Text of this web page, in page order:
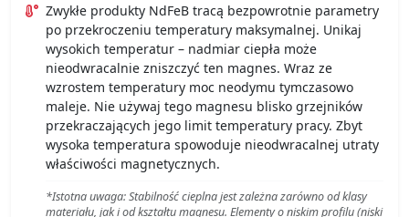
Zwykłe produkty NdFeB tracą bezpowrotnie parametry
po przekroczeniu temperatury maksymalnej. Unikaj
wysokich temperatur – nadmiar ciepła może
nieodwracalnie zniszczyć ten magnes. Wraz ze
wzrostem temperatury moc neodymu tymczasowo
maleje. Nie używaj tego magnesu blisko grzejników
przekraczających jego limit temperatury pracy. Zbyt
wysoka temperatura spowoduje nieodwracalnej utraty
właściwości magnetycznych.
*Istotna uwaga: Stabilność cieplna jest zależna zarówno od klasy
materiału, jak i od kształtu magnesu. Elementy o niskim profilu (niski